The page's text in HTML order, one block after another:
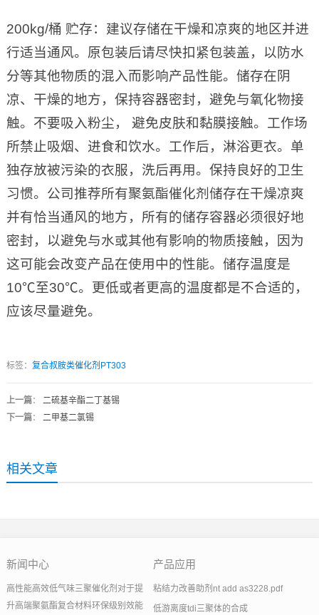
200kg/桶 贮存：建议存储在干燥和凉爽的地区并进
行适当通风。原包装后请尽快扣紧包装盖，以防水
分等其他物质的混入而影响产品性能。储存在阴
凉、干燥的地方，保持容器密封，避免与氧化物接
触。不要吸入粉尘， 避免皮肤和黏膜接触。工作场
所禁止吸烟、进食和饮水。工作后，淋浴更衣。单
独存放被污染的衣服，洗后再用。保持良好的卫生
习惯。公司推荐所有聚氨酯催化剂储存在干燥凉爽
并有恰当通风的地方，所有的储存容器必须很好地
密封，以避免与水或其他有影响的物质接触，因为
这可能会改变产品在使用中的性能。储存温度是
10℃至30℃。更低或者更高的温度都是不合适的，
应该尽量避免。
标签： 复合叔胺类催化剂PT303
上一篇： 二硫基辛酯二丁基锡
下一篇： 二甲基二氯锡
相关文章
新闻中心
高性能高效低气味三聚催化剂对于提
升高端聚氨酯复合材料环保级别效能
产品应用
粘结力改善助剂nt add as3228.pdf
低游离度tdi三聚体的合成